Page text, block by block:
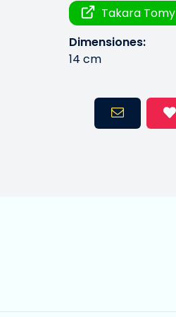
Takara Tomy
Dimensiones:
14 cm